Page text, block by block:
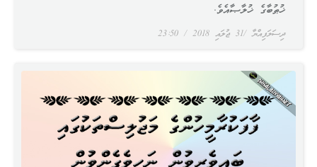
ދިސަލަފިއްޔާ 31 ޖުލައި 2018
ޚުޠުބާގެ ޚުލާޞާއެވެ.